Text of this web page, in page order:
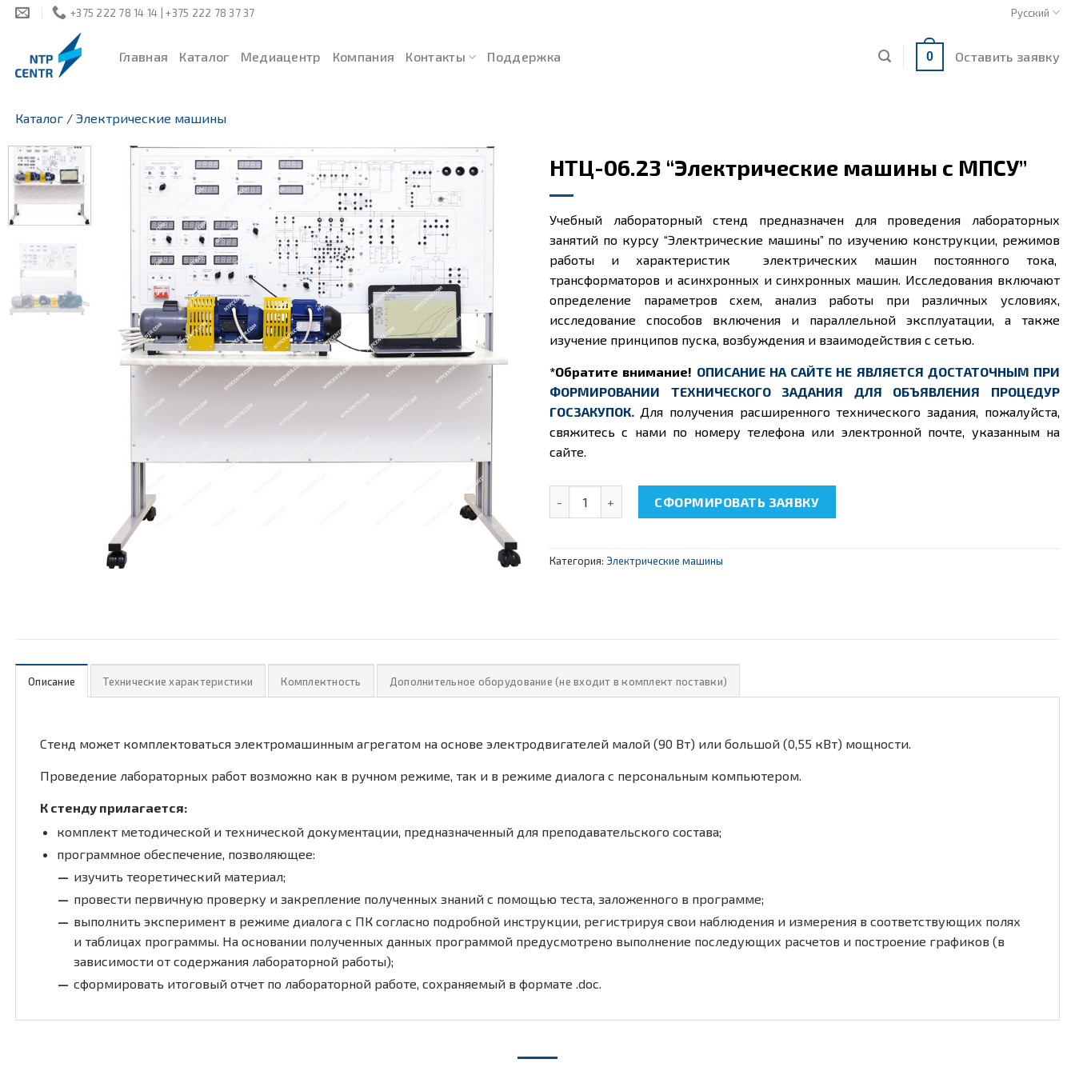
Skip
+375 222 78 14 14 | +375 222 78 37 37 Русский
Главная Каталог Медиацентр Компания Контакты Поддержка 0 Оставить заявку
Каталог / Электрические машины
НТЦ-06.23 “Электрические машины с МПСУ”
Учебный лабораторный стенд предназначен для проведения лабораторных
занятий по курсу “Электрические машины” по изучению конструкции, режимов
работы и характеристик электрических машин постоянного тока,
трансформаторов и асинхронных и синхронных машин. Исследования включают
определение параметров схем, анализ работы при различных условиях,
исследование способов включения и параллельной эксплуатации, а также
изучение принципов пуска, возбуждения и взаимодействия с сетью.
*Обратите внимание! ОПИСАНИЕ НА САЙТЕ НЕ ЯВЛЯЕТСЯ ДОСТАТОЧНЫМ ПРИ
ФОРМИРОВАНИИ ТЕХНИЧЕСКОГО ЗАДАНИЯ ДЛЯ ОБЪЯВЛЕНИЯ ПРОЦЕДУР
ГОСЗАКУПОК. Для получения расширенного технического задания, пожалуйста,
свяжитесь с нами по номеру телефона или электронной почте, указанным на
сайте.
СФОРМИРОВАТЬ ЗАЯВКУ
Категория: Электрические машины
Описание Технические характеристики Комплектность Дополнительное оборудование (не входит в комплект поставки)
Стенд может комплектоваться электромашинным агрегатом на основе электродвигателей малой (90 Вт) или большой (0,55 кВт) мощности.
Проведение лабораторных работ возможно как в ручном режиме, так и в режиме диалога с персональным компьютером.
К стенду прилагается:
комплект методической и технической документации, предназначенный для преподавательского состава;
программное обеспечение, позволяющее:
изучить теоретический материал;
провести первичную проверку и закрепление полученных знаний с помощью теста, заложенного в программе;
выполнить эксперимент в режиме диалога с ПК согласно подробной инструкции, регистрируя свои наблюдения и измерения в соответствующих полях
и таблицах программы. На основании полученных данных программой предусмотрено выполнение последующих расчетов и построение графиков (в
зависимости от содержания лабораторной работы);
сформировать итоговый отчет по лабораторной работе, сохраняемый в формате .doc.